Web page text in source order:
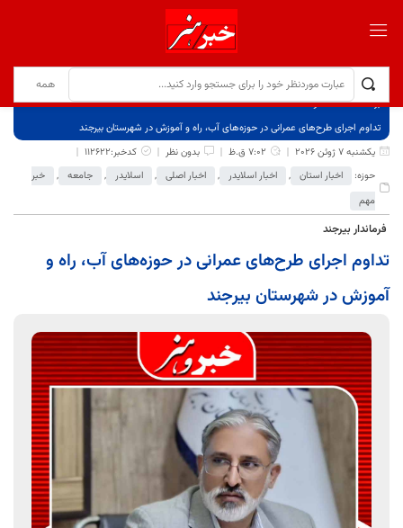
برگ نخست
نوشته‌ها
تداوم اجرای طرح‌های عمرانی در حوزه‌های آب، راه و آموزش در شهرستان بیرجند
یکشنبه 7 ژوئن 2026
7:02 ق.ظ بدون نظر
کدخبر:112622
حوزه:
اخبار استان , اخبار اسلایدر , اخبار اصلی , اسلایدر , جامعه ,
خبر
مهم
فرماندار بیرجند
تداوم اجرای طرح‌های عمرانی در حوزه‌های آب، راه و
آموزش در شهرستان بیرجند